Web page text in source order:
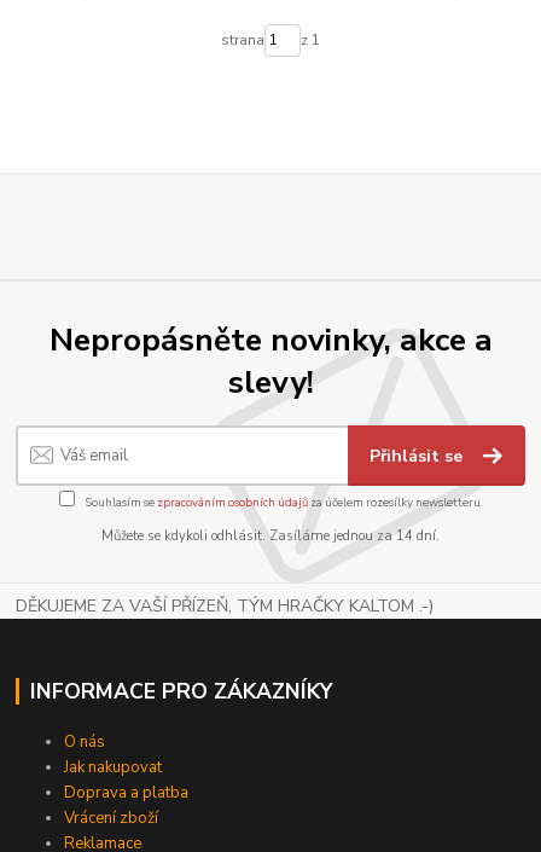
strana z 1
Nepropásněte novinky, akce a
slevy!
Přihlásit se
Souhlasím se zpracováním osobních údajůza účelem rozesílky newsletteru.
Můžete se kdykoli odhlásit. Zasíláme jednou za 14 dní.
DĚKUJEME ZA VAŠÍ PŘÍZEŇ, TÝM HRAČKY KALTOM .-)
INFORMACE PRO ZÁKAZNÍKY
O nás
Jak nakupovat
Doprava a platba
Vrácení zboží
Reklamace